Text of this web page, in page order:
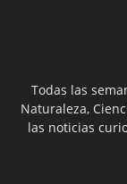
Todas las
Naturaleza,
las noticias